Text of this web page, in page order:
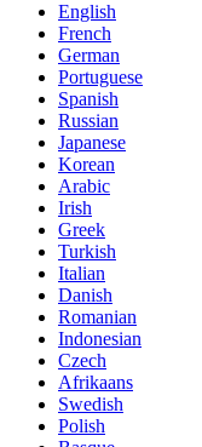
English
French
German
Portuguese
Spanish
Russian
Japanese
Korean
Arabic
Irish
Greek
Turkish
Italian
Danish
Romanian
Indonesian
Czech
Afrikaans
Swedish
Polish